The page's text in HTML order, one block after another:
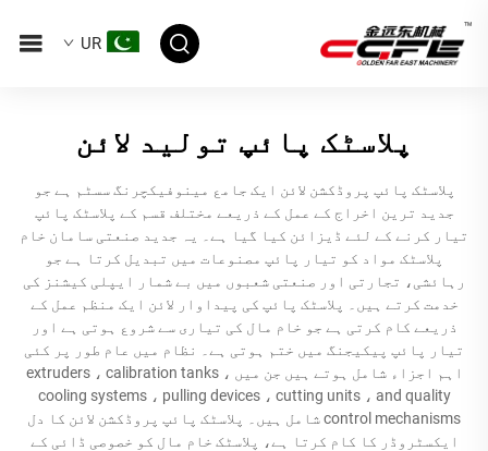
UR
پلاسٹک پائپ تولید لائن
پلاسٹک پائپ پروڈکشن لائن ایک جامع مینوفیکچرنگ سسٹم ہے جو
جدید ترین اخراج کے عمل کے ذریعے مختلف قسم کے پلاسٹک پائپ
تیار کرنے کے لئے ڈیزائن کیا گیا ہے۔ یہ جدید صنعتی سامان خام
پلاسٹک مواد کو تیار پائپ مصنوعات میں تبدیل کرتا ہے جو
رہائشی، تجارتی اور صنعتی شعبوں میں بے شمار ایپلی کیشنز کی
خدمت کرتے ہیں۔ پلاسٹک پائپ کی پیداوار لائن ایک منظم عمل کے
ذریعے کام کرتی ہے جو خام مال کی تیاری سے شروع ہوتی ہے اور
تیار پائپ پیکیجنگ میں ختم ہوتی ہے۔ نظام میں عام طور پر کئی
اہم اجزاء شامل ہوتے ہیں جن میں extruders ، calibration tanks ،
cooling systems ، pulling devices ، cutting units ، and quality
control mechanisms شامل ہیں۔ پلاسٹک پائپ پروڈکشن لائن کا دل
ایکسٹروڈر کا کام کرتا ہے، پلاسٹک خام مال کو خصوصی ڈائی کے